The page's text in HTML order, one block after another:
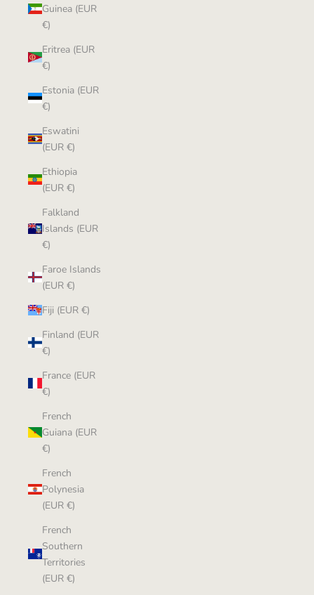
Guinea (EUR
€)
Eritrea (EUR
€)
Estonia (EUR
€)
Eswatini
(EUR €)
Ethiopia
(EUR €)
Falkland
Islands (EUR
€)
Faroe Islands
(EUR €)
Fiji (EUR €)
Finland (EUR
€)
France (EUR
€)
French
Guiana (EUR
€)
French
Polynesia
(EUR €)
French
Southern
Territories
(EUR €)